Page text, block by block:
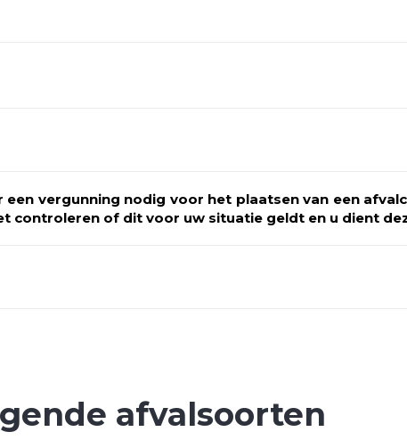
een vergunning nodig voor het plaatsen van een
controleren of dit voor uw situatie geldt en u dient
afvalsoorten